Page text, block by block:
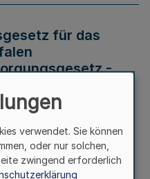
für das
-
verwendet. Sie können
oder nur solchen,
zwingend erforderlich